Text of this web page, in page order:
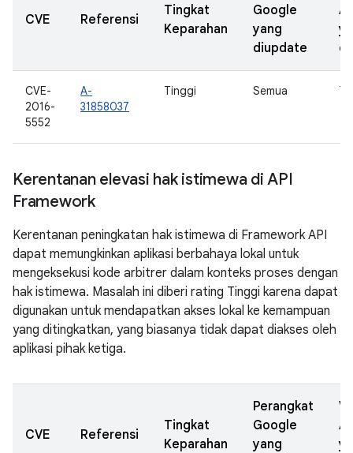
CVE Referensi
Tingkat
Keparahan
Google
yang
diupdate
CVE-
2016-
5552
A-
31858037
Tinggi Semua
Kerentanan elevasi hak istimewa di API
Framework
Kerentanan peningkatan hak istimewa di Framework API
dapat memungkinkan aplikasi berbahaya lokal untuk
mengeksekusi kode arbitrer dalam konteks proses dengan
hak istimewa. Masalah ini diberi rating Tinggi karena dapat
digunakan untuk mendapatkan akses lokal ke kemampuan
yang ditingkatkan, yang biasanya tidak dapat diakses oleh
aplikasi pihak ketiga.
CVE Referensi
Tingkat
Keparahan
Perangkat
Google
yang